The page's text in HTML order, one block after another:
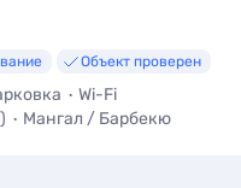
Объект проверен
Wi-Fi
Мангал / Барбекю